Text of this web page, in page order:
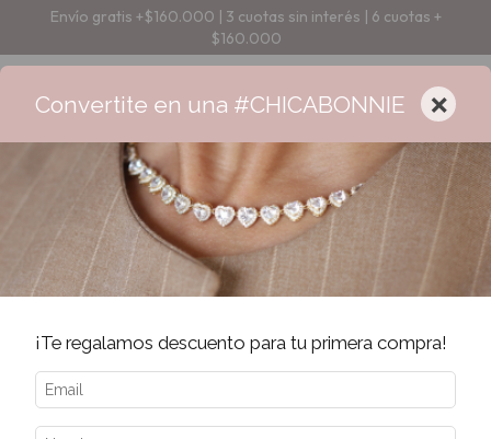
Envío gratis +$160.000 | 3 cuotas sin interés | 6 cuotas +
$160.000
Convertite en una #CHICABONNIE ×
¡Te regalamos descuento para tu primera compra!